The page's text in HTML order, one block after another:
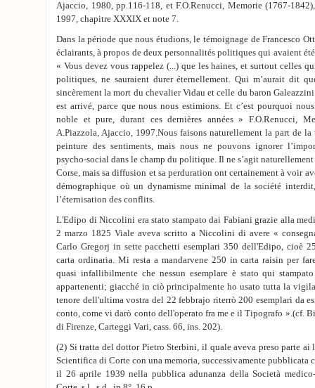
Ajaccio, 1980, pp.116-118, et F.O.Renucci, Memorie (1767-
1997, chapitre XXXIX et note 7.
Dans la période que nous étudions, le témoignage de Francesco
éclairants, à propos de deux personnalités politiques qui avaient
« Vous devez vous rappelez (...) que les haines, et surtout celles
politiques, ne sauraient durer éternellement. Qui m’aurait dit
sincèrement la mort du chevalier Vidau et celle du baron
est arrivé, parce que nous nous estimions. Et c’est pourquoi
noble et pure, durant ces dernières années » F.O.Renucci,
A.Piazzola, Ajaccio, 1997.Nous faisons naturellement la part de
peinture des sentiments, mais nous ne pouvons ignorer
psycho-social dans le champ du politique. Il ne s’agit
Corse, mais sa diffusion et sa perduration ont certainement à voir
démographique où un dynamisme minimal de la société
l’éternisation des conflits.
L'Edipo di Niccolini era stato stampato dai Fabiani grazie alla
2 marzo 1825 Viale aveva scritto a Niccolini di avere «
Carlo Gregorj in sette pacchetti esemplari 350 dell'Edipo, cioè
carta ordinaria. Mi resta a mandarvene 250 in carta raisin per
quasi infallibilmente che nessun esemplare è stato qui
appartenenti; giacché in ciò principalmente ho usato tutta la
tenore dell'ultima vostra del 22 febbrajo riterrò 200 esemplari da
conto, come vi darò conto dell'operato fra me e il Tipografo ».(cf.
di Firenze, Carteggi Vari, cass. 66, ins. 202).
(2) Si tratta del dottor Pietro Sterbini, il quale aveva preso parte
Scientifica di Corte con una memoria, successivamente
il 26 aprile 1939 nella pubblica adunanza della Società